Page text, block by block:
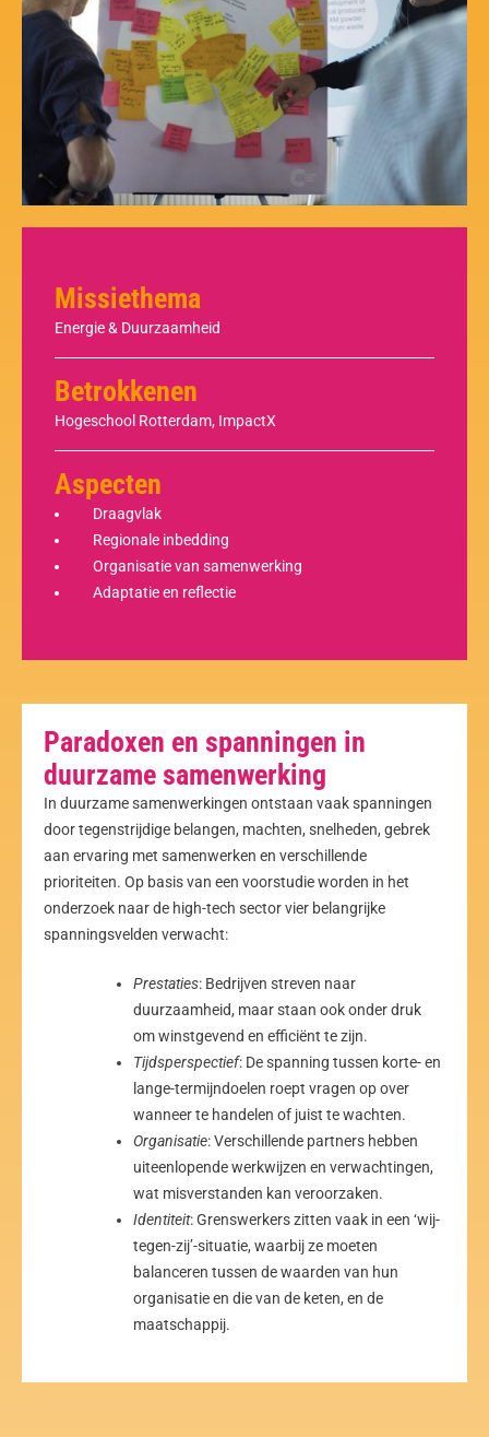
Missiethema
Energie & Duurzaamheid
Betrokkenen
Hogeschool Rotterdam, ImpactX
Aspecten
Draagvlak
Regionale inbedding
Organisatie van samenwerking
Adaptatie en reflectie
Paradoxen en spanningen in
duurzame samenwerking
In duurzame samenwerkingen ontstaan vaak spanningen
door tegenstrijdige belangen, machten, snelheden, gebrek
aan ervaring met samenwerken en verschillende
prioriteiten. Op basis van een voorstudie worden in het
onderzoek naar de high-tech sector vier belangrijke
spanningsvelden verwacht:
Prestaties: Bedrijven streven naar
duurzaamheid, maar staan ook onder druk
om winstgevend en efficiënt te zijn.
Tijdsperspectief: De spanning tussen korte- en
lange-termijndoelen roept vragen op over
wanneer te handelen of juist te wachten.
Organisatie: Verschillende partners hebben
uiteenlopende werkwijzen en verwachtingen,
wat misverstanden kan veroorzaken.
Identiteit: Grenswerkers zitten vaak in een ‘wij-
tegen-zij’-situatie, waarbij ze moeten
balanceren tussen de waarden van hun
organisatie en die van de keten, en de
maatschappij.